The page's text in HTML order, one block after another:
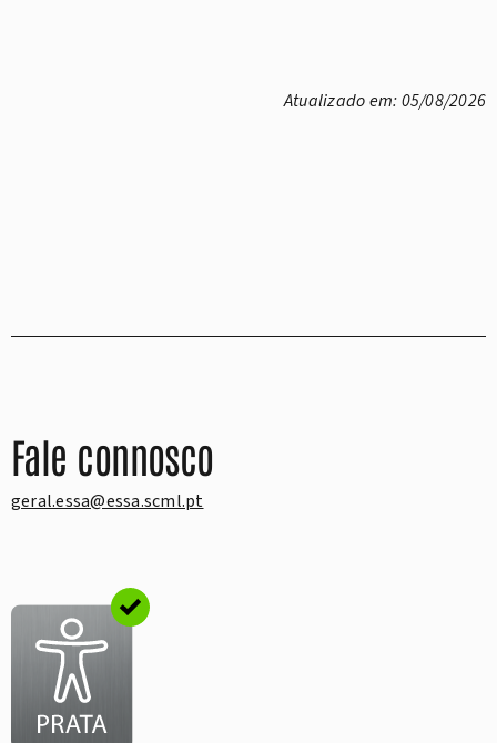
Atualizado em: 05/08/2026
Fale connosco
geral.essa@essa.scml.pt